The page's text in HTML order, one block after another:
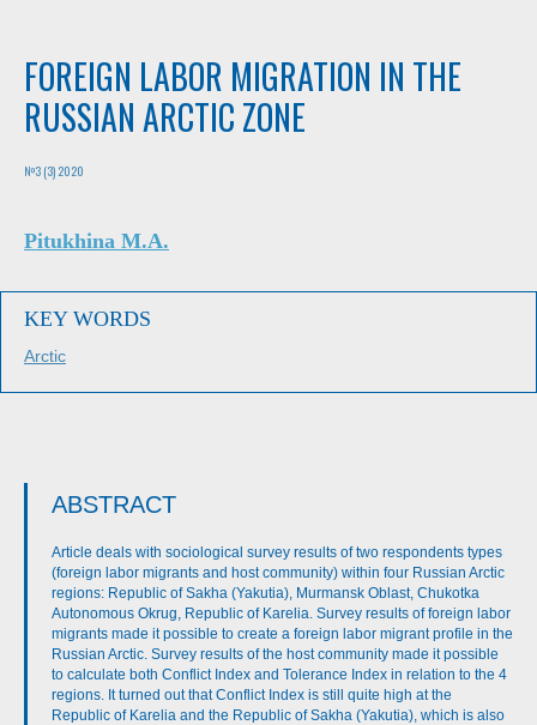
FOREIGN LABOR MIGRATION IN THE
RUSSIAN ARCTIC ZONE
№3 (3) 2020
Pitukhina M.A.
KEY WORDS
Arctic
ABSTRACT
Article deals with sociological survey results of two respondents types
(foreign labor migrants and host community) within four Russian Arctic
regions: Republic of Sakha (Yakutia), Murmansk Oblast, Chukotka
Autonomous Okrug, Republic of Karelia. Survey results of foreign labor
migrants made it possible to create a foreign labor migrant profile in the
Russian Arctic. Survey results of the host community made it possible
to calculate both Conflict Index and Tolerance Index in relation to the 4
regions. It turned out that Conflict Index is still quite high at the
Republic of Karelia and the Republic of Sakha (Yakutia), which is also